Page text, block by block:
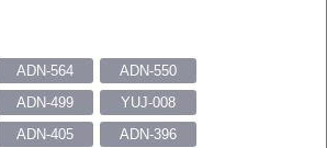
ADN-564
ADN-550
ADN-499
YUJ-008
ADN-405
ADN-396